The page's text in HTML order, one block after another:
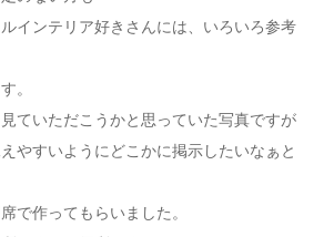
インテリア好きさんには、いろいろ参考
。
ていただこうかと思っていた写真ですが
やすいようにどこかに掲示したいなぁと
で作ってもらいました。